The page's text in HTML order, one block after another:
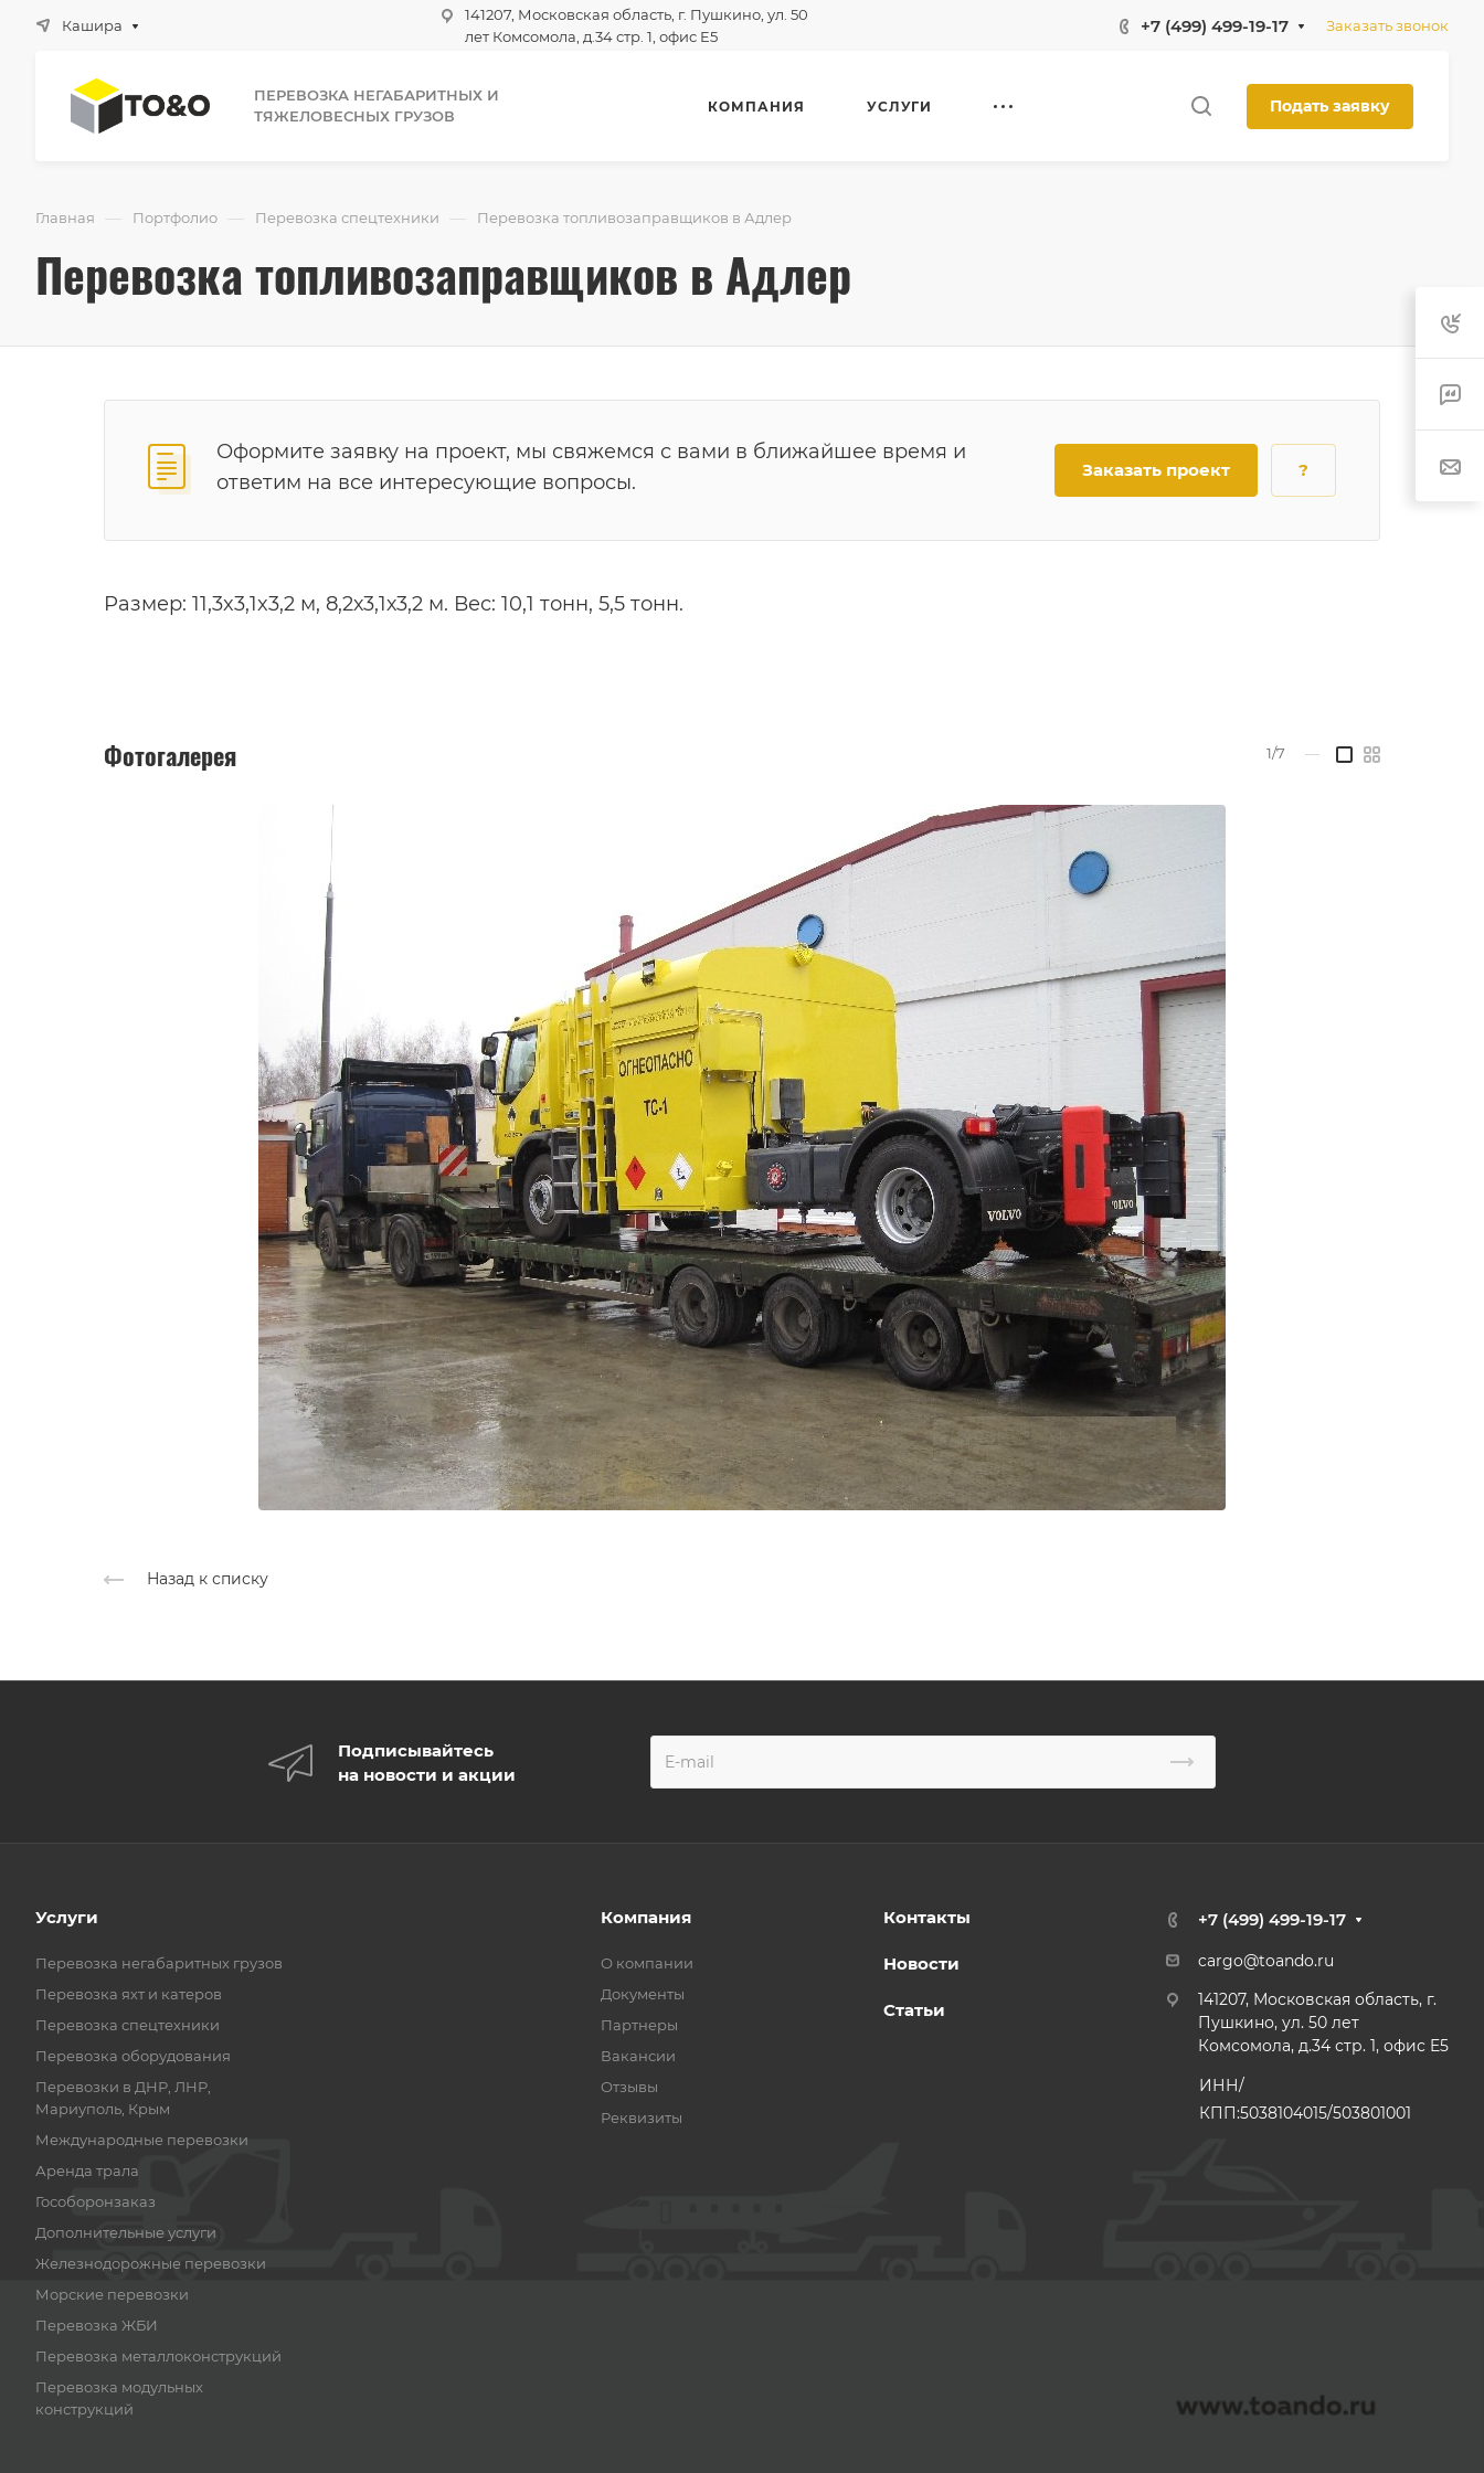
Кашира
141207, Московская область, г. Пушкино, ул. 50
лет Комсомола, д.34 стр. 1, офис E5
+7 (499) 499-19-17 Заказать звонок
ПЕРЕВОЗКА НЕГАБАРИТНЫХ И
ТЯЖЕЛОВЕСНЫХ ГРУЗОВ
КОМПАНИЯ УСЛУГИ Подать заявку
Главная — Портфолио — Перевозка спецтехники — Перевозка топливозаправщиков в Адлер
Перевозка топливозаправщиков в Адлер
Оформите заявку на проект, мы свяжемся с вами в ближайшее время и
ответим на все интересующие вопросы.
Заказать проект ?
Размер: 11,3x3,1x3,2 м, 8,2х3,1х3,2 м. Вес: 10,1 тонн, 5,5 тонн.
Фотогалерея 1/7 —
Назад к списку
Подписывайтесь
на новости и акции
Услуги
Перевозка негабаритных грузов
Перевозка яхт и катеров
Перевозка спецтехники
Перевозка оборудования
Перевозки в ДНР, ЛНР,
Мариуполь, Крым
Международные перевозки
Аренда трала
Гособоронзаказ
Дополнительные услуги
Железнодорожные перевозки
Морские перевозки
Перевозка ЖБИ
Перевозка металлоконструкций
Перевозка модульных
конструкций
Компания
О компании
Документы
Партнеры
Вакансии
Отзывы
Реквизиты
Контакты
Новости
Статьи
+7 (499) 499-19-17
cargo@toando.ru
141207, Московская область, г.
Пушкино, ул. 50 лет
Комсомола, д.34 стр. 1, офис E5
ИНН/
КПП:5038104015/503801001